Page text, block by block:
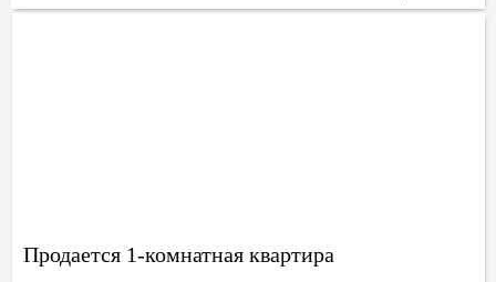
Продается 1-комнатная квартира